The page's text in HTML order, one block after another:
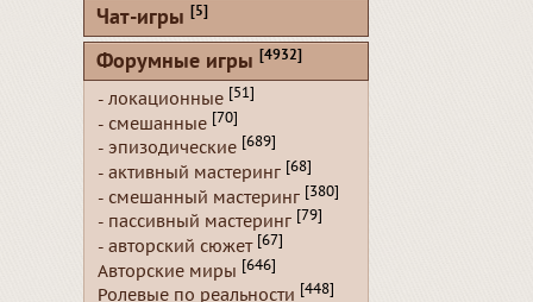
Чат-игры [5]
Форумные игры [4932]
- локационные [51]
- смешанные [70]
- эпизодические [689]
- активный мастеринг [68]
- смешанный мастеринг [380]
- пассивный мастеринг [79]
- авторский сюжет [67]
Авторские миры [646]
Ролевые по реальности [448]